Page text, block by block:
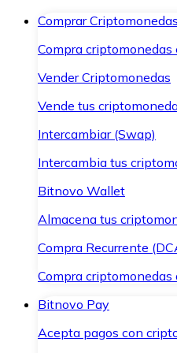
Comprar Criptomonedas
Compra
Vender Criptomonedas
Vende tus
Intercambiar (Swap)
Intercambia tus
Bitnovo Wallet
Almacena tus
Compra Recurrente
Compra criptomonedas
Bitnovo Pay
Acepta pagos con